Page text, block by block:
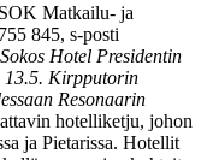
Matkailu- ja
845, s-posti
Hotel Presidentin
13.5. Kirpputorin
Resonaarin
hotelliketju, johon
ja Pietarissa. Hotellit